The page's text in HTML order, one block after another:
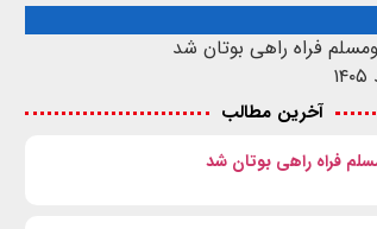
فراه راهی بوتان شد
آخرین مطالب
فراه راهی بوتان شد